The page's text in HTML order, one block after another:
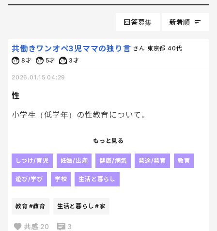
回答募集 新着順
性
共働きワンオペ3児ママの独り言 さん 東京都 40代
8才
5才 3才
2026.01.15 04:29
小学生（低学年）の性教育について。
周りの家庭ではどんな性教育をしているの？
てか、そもそも何すればいいの？
きっと私だけじゃないと思う。
もっと見る
しつけ/育児 妊娠/出産 健康/病気 発達/発育 教育
遊び/学び 学校 生活と暮らし
教育 #教育 生活と暮らし #家
共感 20 3